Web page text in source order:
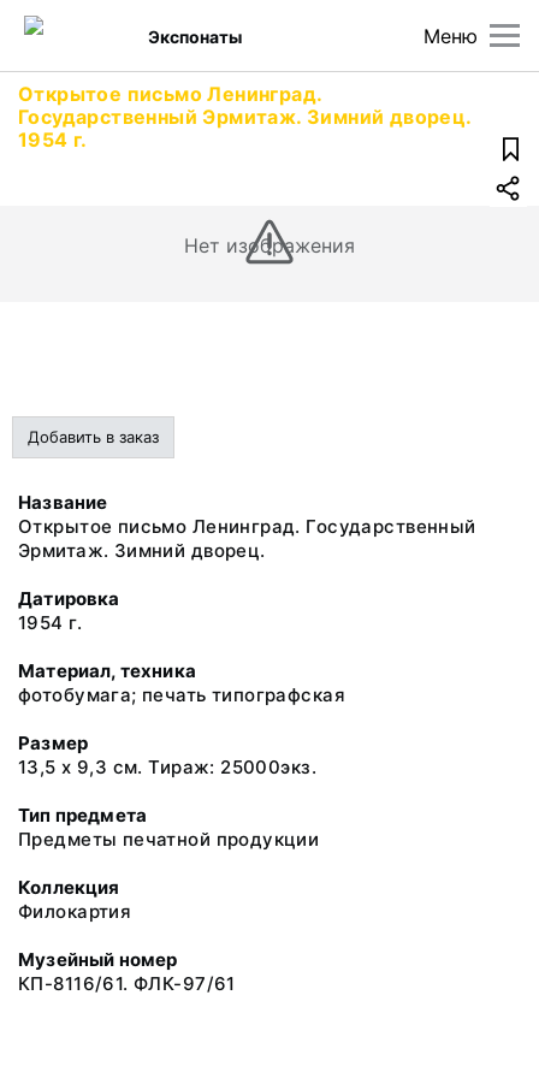
Меню
Экспонаты
Открытое письмо Ленинград.
Государственный Эрмитаж. Зимний дворец.
1954 г.
Нет изображения
Добавить в заказ
Название
Открытое письмо Ленинград. Государственный
Эрмитаж. Зимний дворец.
Датировка
1954 г.
Материал, техника
фотобумага; печать типографская
Размер
13,5 х 9,3 см. Тираж: 25000экз.
Тип предмета
Предметы печатной продукции
Коллекция
Филокартия
Музейный номер
КП-8116/61. ФЛК-97/61